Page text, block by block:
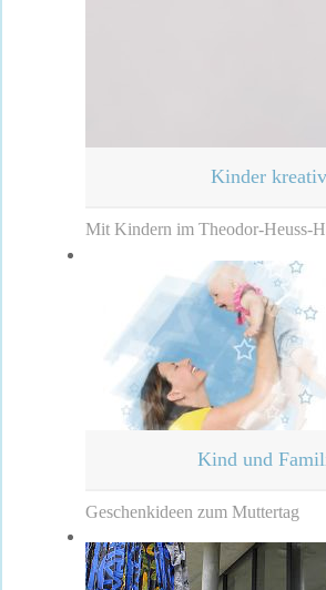
Kinder kreativ
Mit Kindern im Theodor-Heuss-
Kind und
Geschenkideen zum Muttertag